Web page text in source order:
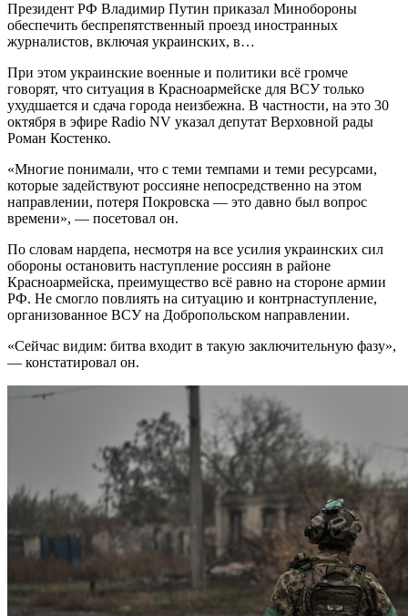
Президент РФ Владимир Путин приказал Минобороны
обеспечить беспрепятственный проезд иностранных
журналистов, включая украинских, в…
При этом украинские военные и политики всё громче
говорят, что ситуация в Красноармейске для ВСУ только
ухудшается и сдача города неизбежна. В частности, на это 30
октября в эфире Radio NV указал депутат Верховной рады
Роман Костенко.
«Многие понимали, что с теми темпами и теми ресурсами,
которые задействуют россияне непосредственно на этом
направлении, потеря Покровска — это давно был вопрос
времени», — посетовал он.
По словам нардепа, несмотря на все усилия украинских сил
обороны остановить наступление россиян в районе
Красноармейска, преимущество всё равно на стороне армии
РФ. Не смогло повлиять на ситуацию и контрнаступление,
организованное ВСУ на Добропольском направлении.
«Сейчас видим: битва входит в такую заключительную фазу»,
— констатировал он.